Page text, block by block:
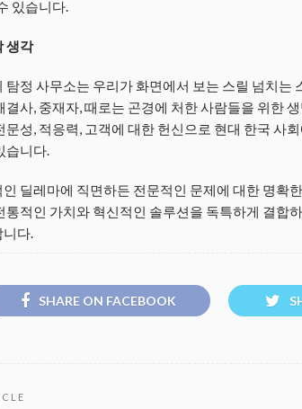
있습니다.
생각
탐정 사무소는 우리가 화면에서 보는 스릴 넘치는
결사, 중재자, 때로는 곤경에 처한 사람들을 위한
문성, 적응력, 고객에 대한 헌신으로 현대 한국 사
습니다.
인 딜레마에 직면하든 전문적인 문제에 대한 명확
통적인 가치와 혁신적인 솔루션을 독특하게 결합
다.
SHARE ON FACEBOOK